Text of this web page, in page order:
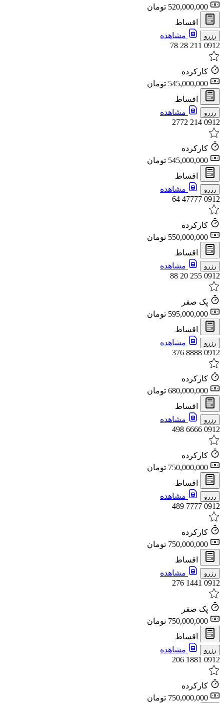
اقساط
رزرو
مشاهده
0912 211 28 78
کارکرده
اقساط
رزرو
مشاهده
0912 214 2772
کارکرده
اقساط
رزرو
مشاهده
0912 47777 64
کارکرده
اقساط
رزرو
مشاهده
0912 255 20 88
پک صفر
اقساط
رزرو
مشاهده
0912 8888 376
کارکرده
اقساط
رزرو
مشاهده
0912 6666 498
کارکرده
اقساط
رزرو
مشاهده
0912 7777 489
کارکرده
اقساط
رزرو
مشاهده
0912 1441 276
پک صفر
اقساط
رزرو
مشاهده
0912 1881 206
کارکرده